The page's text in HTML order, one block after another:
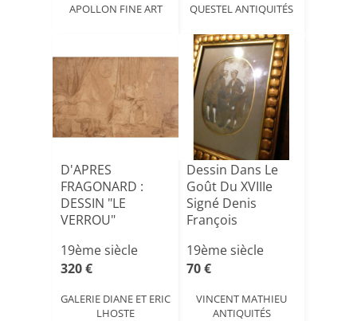
APOLLON FINE ART QUESTEL ANTIQUITÉS
D'APRES
FRAGONARD :
DESSIN "LE
VERROU"
19ème siècle
320 €
GALERIE DIANE ET ERIC
LHOSTE
Dessin Dans Le
Goût Du XVIIIe
Signé Denis
François
19ème siècle
70 €
VINCENT MATHIEU
ANTIQUITÉS